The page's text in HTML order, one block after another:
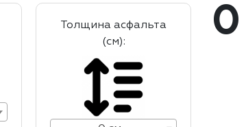
Толщина асфальта
(см):
0